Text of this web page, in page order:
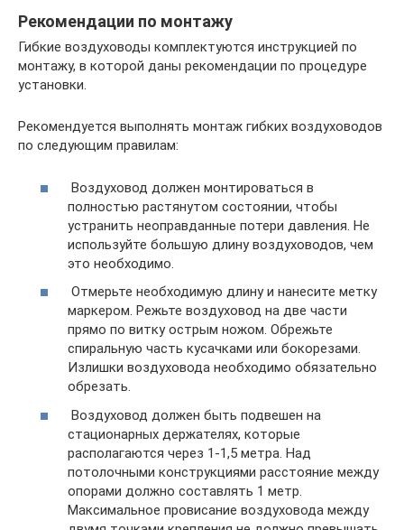
Рекомендации по монтажу
Гибкие воздуховоды комплектуются инструкцией по
монтажу, в которой даны рекомендации по процедуре
установки.
Рекомендуется выполнять монтаж гибких воздуховодов
по следующим правилам:
Воздуховод должен монтироваться в
полностью растянутом состоянии, чтобы
устранить неоправданные потери давления. Не
используйте большую длину воздуховодов, чем
это необходимо.
Отмерьте необходимую длину и нанесите метку
маркером. Режьте воздуховод на две части
прямо по витку острым ножом. Обрежьте
спиральную часть кусачками или бокорезами.
Излишки воздуховода необходимо обязательно
обрезать.
Воздуховод должен быть подвешен на
стационарных держателях, которые
располагаются через 1-1,5 метра. Над
потолочными конструкциями расстояние между
опорами должно составлять 1 метр.
Максимальное провисание воздуховода между